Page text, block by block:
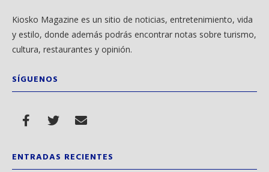
Kiosko Magazine es un sitio de noticias, entretenimiento, vida
y estilo, donde además podrás encontrar notas sobre turismo,
cultura, restaurantes y opinión.
SÍGUENOS
ENTRADAS RECIENTES